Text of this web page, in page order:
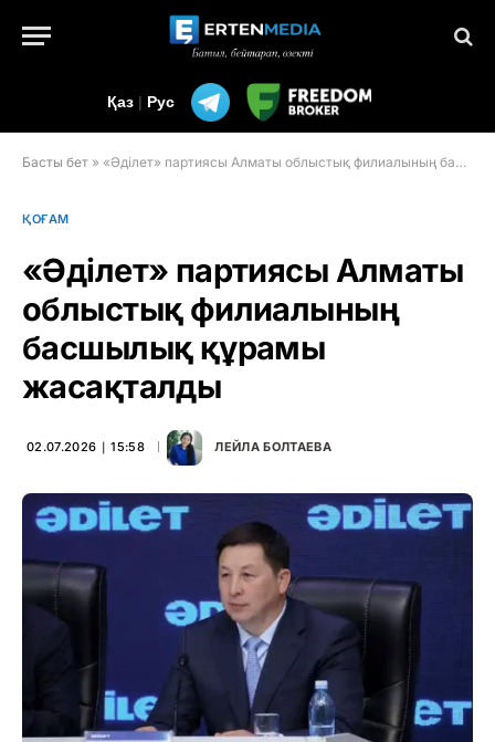
Қаз | Рус
Басты бет » «Әділет» партиясы Алматы облыстық филиалының басшылық құрамы жасақталды
ҚОҒАМ
«Әділет» партиясы Алматы
облыстық филиалының
басшылық құрамы
жасақталды
02.07.2026 ∣ 15:58 ЛЕЙЛА БОЛТАЕВА